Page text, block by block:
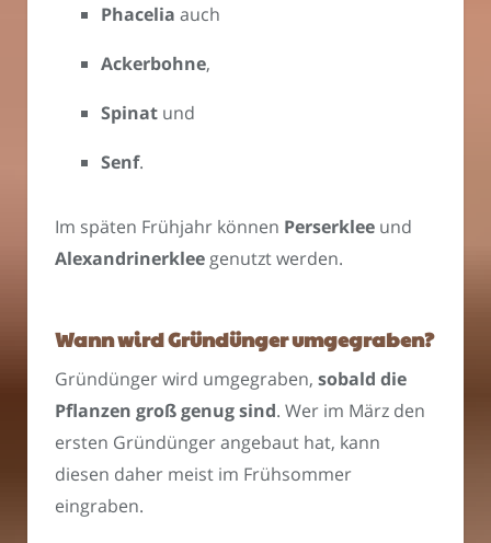
Phacelia auch
Ackerbohne,
Spinat und
Senf.
Im späten Frühjahr können Perserklee und
Alexandrinerklee genutzt werden.
Wann wird Gründünger umgegraben?
Gründünger wird umgegraben, sobald die
Pflanzen groß genug sind. Wer im März den
ersten Gründünger angebaut hat, kann
diesen daher meist im Frühsommer
eingraben.